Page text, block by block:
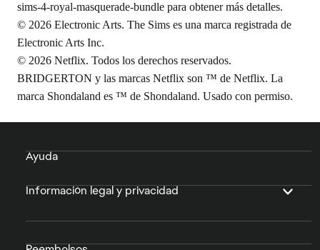
sims-4-royal-masquerade-bundle para obtener más detalles.
© 2026 Electronic Arts. The Sims es una marca registrada de
Electronic Arts Inc.
© 2026 Netflix. Todos los derechos reservados.
BRIDGERTON y las marcas Netflix son ™ de Netflix. La
marca Shondaland es ™ de Shondaland. Usado con permiso.
Ayuda
Información legal y privacidad